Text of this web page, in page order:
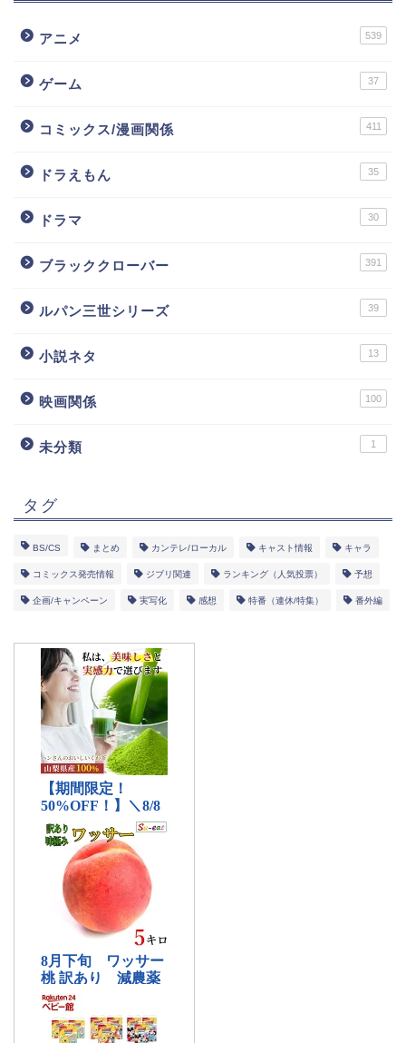
アニメ 539
ゲーム 37
コミックス/漫画関係 411
ドラえもん 35
ドラマ 30
ブラッククローバー 391
ルパン三世シリーズ 39
小説ネタ 13
映画関係 100
未分類 1
タグ
BS/CS まとめ カンテレ/ローカル キャスト情報 キャラ
コミックス発売情報 ジブリ関連 ランキング（人気投票） 予想
企画/キャンペーン 実写化 感想 特番（連休/特集） 番外編